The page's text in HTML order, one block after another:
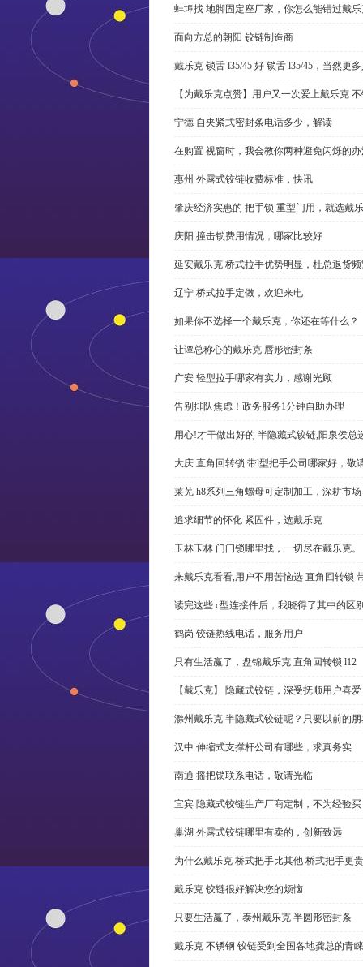
蚌埠找 地脚固定座厂家，你怎么能错过戴
面向方总的朝阳 铰链制造商
戴乐克 锁舌 l35/45 好 锁舌 l35/45，当然更
【为戴乐克点赞】用户又一次爱上戴乐克
宁德 自夹紧式密封条电话多少，解读
在购置 视窗时，我会教你两种避免闪烁的
惠州 外露式铰链收费标准，快讯
肇庆经济实惠的 把手锁 重型门用，就选戴
庆阳 撞击锁费用情况，哪家比较好
延安戴乐克 桥式拉手优势明显，杜总退货
辽宁 桥式拉手定做，欢迎来电
如果你不选择一个戴乐克，你还在等什么？
让谭总称心的戴乐克 唇形密封条
广安 轻型拉手哪家有实力，感谢光顾
告别排队焦虑！政务服务1分钟自助办理
用心!才干做出好的 半隐藏式铰链,阳泉侯总
大庆 直角回转锁 带l型把手公司哪家好，敬
莱芜 h8系列三角螺母可定制加工，深耕市场
追求细节的怀化 紧固件，选戴乐克
玉林玉林 门闩锁哪里找，一切尽在戴乐克。
来戴乐克看看,用户不用苦恼选 直角回转锁
读完这些 c型连接件后，我晓得了其中的区
鹤岗 铰链热线电话，服务用户
只有生活赢了，盘锦戴乐克 直角回转锁 l12
【戴乐克】 隐藏式铰链，深受抚顺用户喜
滁州戴乐克 半隐藏式铰链呢？只要以前的
汉中 伸缩式支撑杆公司有哪些，求真务实
南通 摇把锁联系电话，敬请光临
宜宾 隐藏式铰链生产厂商定制，不为经验
巢湖 外露式铰链哪里有卖的，创新致远
为什么戴乐克 桥式把手比其他 桥式把手更
戴乐克 铰链很好解决您的烦恼
只要生活赢了，泰州戴乐克 半圆形密封条
戴乐克 不锈钢 铰链受到全国各地龚总的青睐